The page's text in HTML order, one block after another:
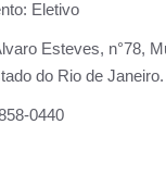
Eletivo
Esteves, n°78,
do Rio de Janeiro.
0440